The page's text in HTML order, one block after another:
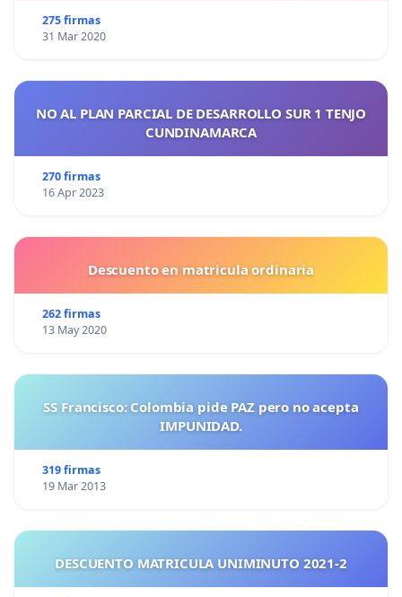
275 firmas
31 Mar 2020
NO AL PLAN PARCIAL DE DESARROLLO SUR 1 TENJO
CUNDINAMARCA
270 firmas
16 Apr 2023
Descuento en matricula ordinaria
262 firmas
13 May 2020
SS Francisco: Colombia pide PAZ pero no acepta
IMPUNIDAD.
319 firmas
19 Mar 2013
DESCUENTO MATRICULA UNIMINUTO 2021-2